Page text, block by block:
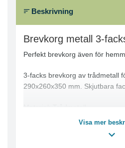
Beskrivning
Brevkorg metall 3-
Perfekt brevkorg även för
3-facks brevkorg av trådmetall
290x260x350 mm. Skjutbara
Material: Trådmetall
3 utdragbara fack
Visa mer